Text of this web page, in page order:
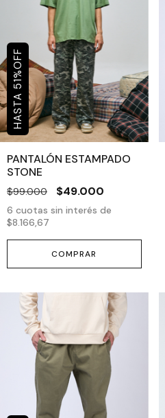
51
%
OFF
PANTALÓN ESTAMPADO
STONE
$99.000 $49.000
6 cuotas sin interés de
$8.166,67
COMPRAR